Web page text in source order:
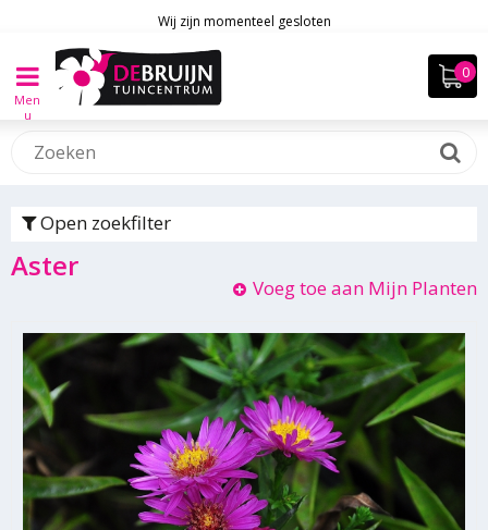
Men
u
Wij zijn momenteel gesloten
Open zoekfilter
Aster
Voeg toe aan Mijn Planten